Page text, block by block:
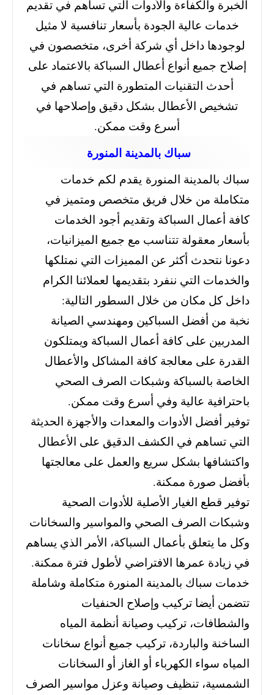
الخبرة والكفاءة والأدوات التي تساهم في تقديم
خدمات عالية الجودة بأسعار تنافسية لا مثيل
لوجودها داخل أي شركة أخرى، متخصصون في
إصلاح جميع أنواع أعطال السباكة بالاعتماد على
أحدث التقنيات المتطورة التي تساهم في
تشخيص الأعطال بشكل دقيق وإصلاحها في
أسرع وقت ممكن.
سباك بالمدينة المنورة
سباك بالمدينة المنورة يقدم لكم خدمات
متكاملة من خلال فريق متخصص ومتميز في
كافة أعمال السباكة وتقديم أجود الخدمات
بأسعار معقولة تتناسب مع جميع الميزانيات،
دعونا نتحدث أكثر عن المميزات التي نمتلكها
والخدمات التي ننفرد بتقديمها لعملائنا الكرام
داخل كل مكان من خلال السطور التالية:
نخبة من أفضل السباكين ومهندسي الصيانة
المدربين على كافة أعمال السباكة ويمتلكون
القدرة على معالجة كافة المشاكل والأعطال
الخاصة بالسباكة وشبكات الصرف الصحي
باحترافية عالية وفي أسرع وقت ممكن.
توفير أفضل الأدوات والمعدات والأجهزة الحديثة
التي تساهم في الكشف الدقيق على الأعطال
واكتشافها بشكل سريع والعمل على معالجتها
بأفضل صورة ممكنة.
توفير قطع الغيار الأصلية للأدوات الصحية
وشبكات الصرف الصحي والمواسير والسخانات
وكل ما يتعلق بأعمال السباكة، الأمر الذي يساهم
في زيادة عمرها الافتراضي لأطول فترة ممكنة.
خدمات سباك بالمدينة المنورة متكاملة وشاملة
تتضمن أيضا تركيب وإصلاح الحنفيات
والشطافات، تركيب وصيانة أنظمة المياه
الساخنة والباردة، تركيب جميع أنواع سخانات
المياه سواء الكهرباء أو الغاز أو السخانات
الشمسية، تنظيف وصيانة وعزل مواسير الصرف